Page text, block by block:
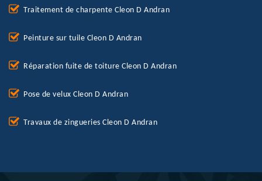
Traitement de charpente Cleon D Andran
Peinture sur tuile Cleon D Andran
Réparation fuite de toiture Cleon D Andran
Pose de velux Cleon D Andran
Travaux de zingueries Cleon D Andran